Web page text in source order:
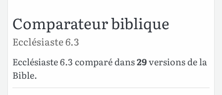
Comparateur biblique
Ecclésiaste 6.3
Ecclésiaste 6.3 comparé dans29versions de la
Bible.